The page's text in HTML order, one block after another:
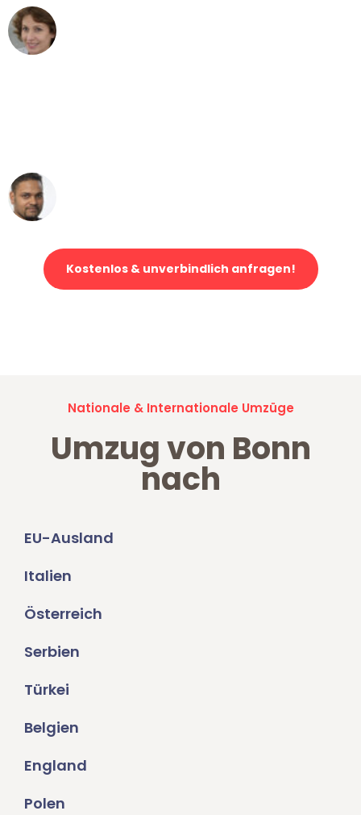
Kostenlos & unverbindlich anfragen!
Nationale & Internationale Umzüge
Umzug von Bonn
nach
EU-Ausland
Italien
Österreich
Serbien
Türkei
Belgien
England
Polen